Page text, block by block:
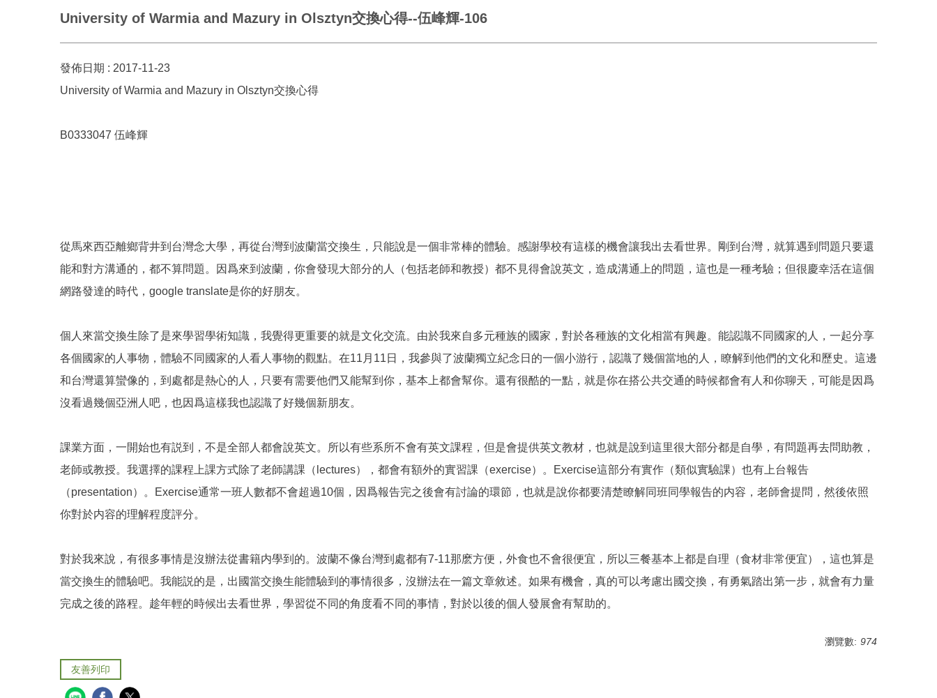
University of Warmia and Mazury in Olsztyn交換心得--伍峰輝-106
發佈日期 : 2017-11-23
University of Warmia and Mazury in Olsztyn交換心得
B0333047 伍峰輝
從馬來西亞離鄉背井到台灣念大學，再從台灣到波蘭當交換生，只能說是一個非常棒的體驗。感謝學校有這樣的機會讓我出去看世界。剛到台灣，就算遇到問題只要還
能和對方溝通的，都不算問題。因爲來到波蘭，你會發現大部分的人（包括老師和教授）都不見得會說英文，造成溝通上的問題，這也是一種考驗；但很慶幸活在這個
網路發達的時代，google translate是你的好朋友。
個人來當交換生除了是來學習學術知識，我覺得更重要的就是文化交流。由於我來自多元種族的國家，對於各種族的文化相當有興趣。能認識不同國家的人，一起分享
各個國家的人事物，體驗不同國家的人看人事物的觀點。在11月11日，我參與了波蘭獨立紀念日的一個小游行，認識了幾個當地的人，瞭解到他們的文化和歷史。這邊
和台灣還算蠻像的，到處都是熱心的人，只要有需要他們又能幫到你，基本上都會幫你。還有很酷的一點，就是你在搭公共交通的時候都會有人和你聊天，可能是因爲
沒看過幾個亞洲人吧，也因爲這樣我也認識了好幾個新朋友。
課業方面，一開始也有説到，不是全部人都會說英文。所以有些系所不會有英文課程，但是會提供英文教材，也就是說到這里很大部分都是自學，有問題再去問助教，
老師或教授。我選擇的課程上課方式除了老師講課（lectures），都會有額外的實習課（exercise）。Exercise這部分有實作（類似實驗課）也有上台報告
（presentation）。Exercise通常一班人數都不會超過10個，因爲報告完之後會有討論的環節，也就是說你都要清楚瞭解同班同學報告的内容，老師會提問，然後依照
你對於内容的理解程度評分。
對於我來說，有很多事情是沒辦法從書籍内學到的。波蘭不像台灣到處都有7-11那麽方便，外食也不會很便宜，所以三餐基本上都是自理（食材非常便宜），這也算是
當交換生的體驗吧。我能説的是，出國當交換生能體驗到的事情很多，沒辦法在一篇文章敘述。如果有機會，真的可以考慮出國交換，有勇氣踏出第一步，就會有力量
完成之後的路程。趁年輕的時候出去看世界，學習從不同的角度看不同的事情，對於以後的個人發展會有幫助的。
瀏覽數: 974
友善列印